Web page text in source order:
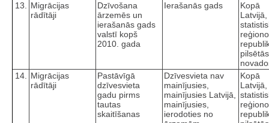
13.
Migrācijas
rādītāji
Dzīvošana
ārzemēs un
ierašanās gads
valstī kopš
2010. gada
Ierašanās gads
Kopā
Latvijā,
14.
Migrācijas
rādītāji
Pastāvīgā
dzīvesvieta
gadu pirms
tautas
skaitīšanas
Dzīvesvieta nav
mainījusies,
mainījusies Latvijā,
mainījusies,
ierodoties no
Kopā
Latvijā,